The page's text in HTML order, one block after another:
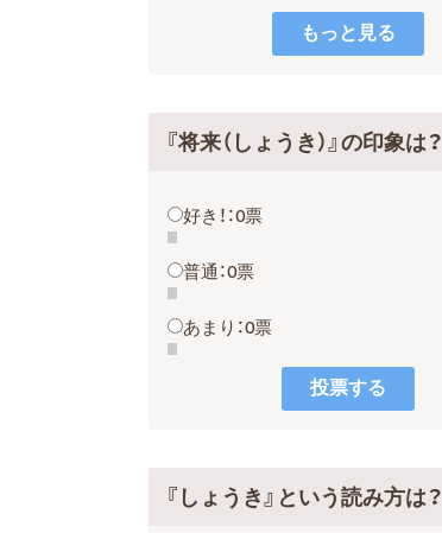
『将来（しょうき）』の印象は？
好き！：0票
普通：0票
あまり：0票
『しょうき』という読み方は？